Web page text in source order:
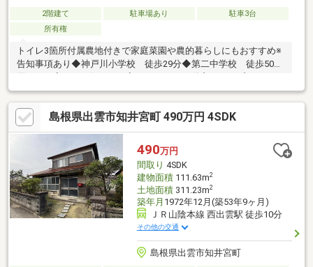
2階建て 駐車場あり
駐車3台
所有権
トイレ3箇所付属農地付きで家庭菜園や農的暮らしにもおすすめ※
告知事項あり◆神戸川小学校 徒歩29分◆第二中学校 徒歩50分
■■■━━━━━━━━物件見学のご希望はお気軽にお申し付けく
ださい！ TEL：0853-31-8980━━━━━━━━■■■
島根県出雲市知井宮町 490万円 4SDK
490万円
間取り 4SDK
建物面積111.63m2
土地面積311.23m2
築年月 1972年12月(築53年9ヶ月)
ＪＲ山陰本線 西出雲駅 徒歩10分
その他の交通
島根県出雲市知井宮町